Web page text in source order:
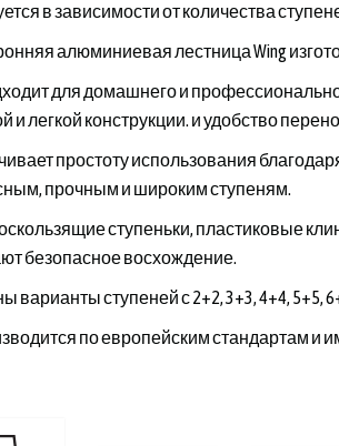
в зависимости от количества
алюминиевая лестница Wing
для домашнего и
и легкой конструкции. и удобство
простоту использования
прочным и широким ступеням.
ступеньки, пластиковые
безопасное восхождение.
варианты ступеней с 2+2, 3+3, 4+4, 5+5,
по европейским стандартам и